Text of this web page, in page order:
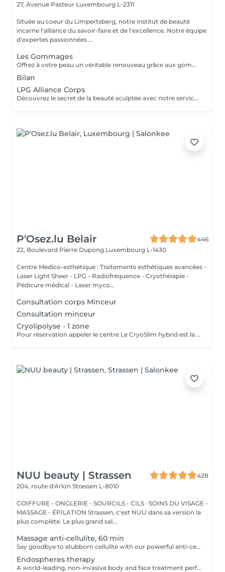
27, Avenue Pasteur Luxembourg L-2311
Située au coeur du Limpertsberg, notre institut de beauté
incarne l'alliance du savoir-faire et de l'excellence. Notre équipe
d'expertes passionnées ...
Les Gommages
Offrez à votre peau un véritable renouveau grâce aux gommages corps Gemology. Enrichis en extraits minéraux précieux et en ingrédients naturels, ils exfolient en douceur, éliminent les cellules mortes et révèlent l'éclat de la peau. Leur texture sensorielle et leurs parfums délicats transforment l'exfoliation en un rituel de bien-être luxueux. Résultat : une peau lisse, douce, parfaitement préparée à recevoir les soins suivants.
Bilan
LPG Alliance Corps
Découvrez le secret de la beauté sculptée avec notre service LPG Endermologie. Cette technologie de pointe est votre alliée pour une silhouette redessinée et une peau radieuse. Les soins Endermologie stimulent naturellement la production de collagène et d'élastine, réduisent l'aspect de la cellulite et raffermissent votre peau. Les résultats sont visibles dès les premières séances, vous laissant avec une confiance et une élégance accrues. Révélez votre beauté intérieure avec une silhouette plus harmonieuse. Optez pour le bien-être et la beauté, choisissez LPG Endermologie dès aujourd'hui.
P'Osez.lu Belair
446
22, Boulevard Pierre Dupong Luxembourg L-1430
Centre Medico-esthétique : Traitements esthétiques avancées -
Laser Light Sheer - LPG - Radiofréquence - Cryothérapie -
Pédicure médical - Laser myco...
Consultation corps Minceur
Consultation minceur
Cryolipolyse - 1 zone
Pour réservation appeler le centre Le CryoSlim hybrid est la nouvelle génération de Cryolipolyse médicale (traitement des cellules de graisse par le froid). CryoSlim hybrid est le seul appareil d'amincissement à garantir les résultats minceur cliniquement supérieurs à la moyenne et exclusivement avec des températures de traitement saines et sans danger pour l'organisme. Ce traitement concerne les hommes et les femmes qui présentent une ou plusieurs zones localisées souvent résistantes aux efforts de régime et sport : ventre, poignées d'amour, culotte de cheval, intérieur des cuisses, genoux, bras, dos.
NUU beauty | Strassen
428
204, route d'Arlon Strassen L-8010
COIFFURE - ONGLERIE - SOURCILS - CILS · SOINS DU VISAGE -
MASSAGE - ÉPILATION Strassen, c'est NUU dans sa version la
plus complète. Le plus grand sal...
Massage anti-cellulite, 60 min
Say goodbye to stubborn cellulite with our powerful anti-cellulite massage! This intensive treatment uses firm, targeted techniques to stimulate circulation, break down fat deposits, and smooth the skin's texture. By enhancing lymphatic flow and increasing metabolism, it visibly reduces the appearance of dimples and improves overall skin tone. Ideal as part of a body contouring plan. Age restrictions: recommended to do from 16 years. Post procedure recommendations: do not do sport and any sharp movements for 2-3 hours after the procedure. Frequency: 2-3 times per week, 10 times in total. Repeat once in 3-6 months.
Endospheres therapy
A world-leading, non-invasive body and face treatment performed using the original 3rd-generation Endospheres® technology one of the most advanced solutions on the market for sculpting, drainage, and skin firming. This Italian medical technology combines microvibration, deep lymphatic drainage, and muscle stimulation to deliver visible results from the very first session. Why Endospheres® at NUU: Original 3rd-generation Endospheres® device · Authentic Italian technology · Instant lightness, firmness, and contouring · Safe, natural, and highly effective · No downtime Key benefits: Reduces cellulite and water retention Improves blood and lymphatic circulation Firms and tightens the skin Relieves muscle tension and heaviness Stimulates collagen and natural glow A.F.T. (Abdominal Fat Treatment) Advanced thermal and vacuum technology designed to activate fat metabolism, enhance lymphatic drainage, and sculpt the abdominal area safely and comfortably. Recommended from: 18+ Post-care: No downtime Frequency: Course recommended for optimal results Results are visible and progressive with regular sessions.